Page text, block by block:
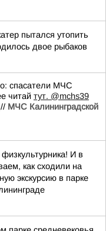
пытался утопить
двое рыбаков
спасатели МЧС
читай тут. @mchs39
МЧС Калининградской
И в
как сходили на
экскурсию в парке